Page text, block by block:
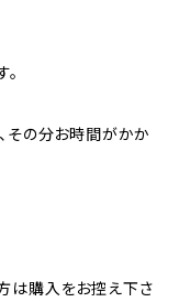
その分お時間がかか
は購入をお控え下さ